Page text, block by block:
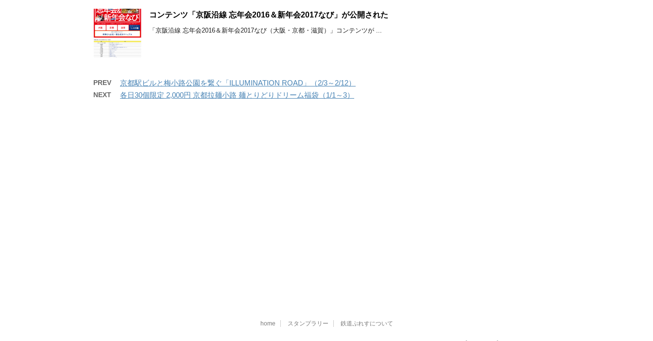
コンテンツ「京阪沿線 忘年会2016＆新年会2017なび」が公開された
「京阪沿線 忘年会2016＆新年会2017なび（大阪・京都・滋賀）」コンテンツが ...
PREV 京都駅ビルと梅小路公園を繋ぐ「ILLUMINATION ROAD」（2/3～2/12）
NEXT 各日30個限定 2,000円 京都拉麺小路 麺とりどりドリーム福袋（1/1～3）
home スタンプラリー 鉄道ぷれすについて